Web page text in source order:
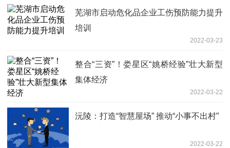
芜湖市启动危化品企业工伤预防能力提升
培训
2022-03-23
整合“三资”！娄星区“姚桥经验”壮大新型
集体经济
2022-03-22
沅陵：打造“智慧屋场” 推动“小事不出村”
2022-03-22